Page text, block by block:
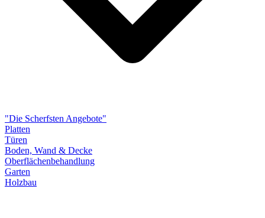
"Die Scherfsten Angebote"
Platten
Türen
Boden, Wand & Decke
Oberflächenbehandlung
Garten
Holzbau